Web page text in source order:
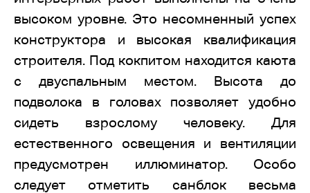
высоком уровне. Это несомненный успех
конструктора и высокая квалификация
строителя. Под кокпитом находится каюта
с двуспальным местом. Высота до
подволока в головах позволяет удобно
сидеть взрослому человеку. Для
естественного освещения и вентиляции
предусмотрен иллюминатор. Особо
следует отметить санблок весьма